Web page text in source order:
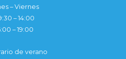
– Viernes
– 14:00
– 19:00
de verano